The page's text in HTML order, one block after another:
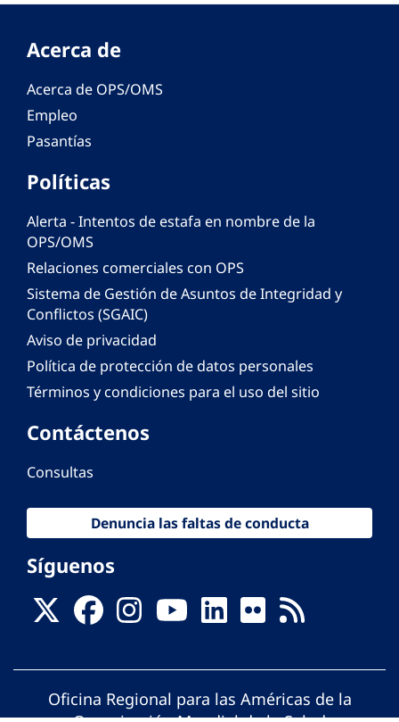
Acerca de
Acerca de OPS/OMS
Empleo
Pasantías
Políticas
Alerta - Intentos de estafa en nombre de la
OPS/OMS
Relaciones comerciales con OPS
Sistema de Gestión de Asuntos de Integridad y
Conflictos (SGAIC)
Aviso de privacidad
Política de protección de datos personales
Términos y condiciones para el uso del sitio
Contáctenos
Consultas
Denuncia las faltas de conducta
Síguenos
Oficina Regional para las Américas de la